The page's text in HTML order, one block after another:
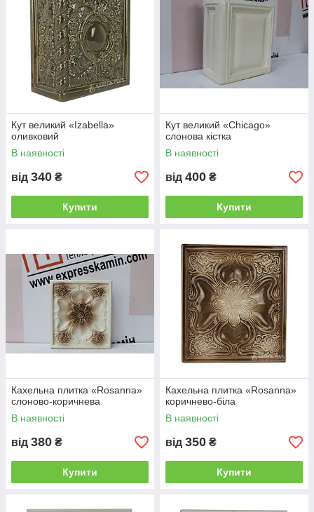
Кут великий «Izabella»
оливковий
В наявності
від 340 ₴
Купити
Кут великий «Chicago»
слонова кістка
В наявності
від 400 ₴
Купити
Кахельна плитка «Rosanna»
слоново-коричнева
В наявності
від 380 ₴
Купити
Кахельна плитка «Rosanna»
коричнево-біла
В наявності
від 350 ₴
Купити